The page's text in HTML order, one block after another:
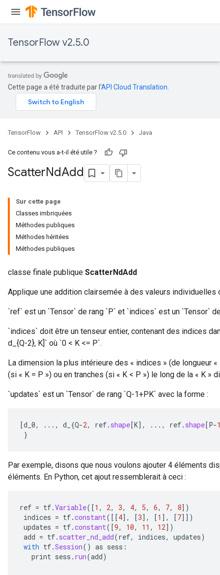
TensorFlow v2.5.0
Cette page a été traduite par l'API Cloud Translation
TensorFlow API TensorFlow v2.5.0 Java
Ce contenu vous a-t-il été utile ?
ScatterNdAdd
Sur cette page
Classes imbriquées
Méthodes publiques
Méthodes héritées
Méthodes publiques
classe finale publique ScatterNdAdd
Applique une addition clairsemée à des valeurs individuelles
`ref` est un `Tensor` de rang `P` et `indices` est un `Tensor`
`indices` doit être un tenseur entier, contenant des indices
d_{Q-2}, K]` où `0 < K <= P`.
La dimension la plus intérieure des « indices » (de longueur
(si « K = P ») ou en tranches (si « K < P ») le long de la « K »
`updates` est un `Tensor` de rang `Q-1+PK` avec la forme :
[d_0, ..., d_ {Q-2, ref. shape[K] , ..., ref. shape[P-
}
Par exemple, disons que nous voulons ajouter 4 éléments
éléments. En Python, cet ajout ressemblerait à ceci :
ref = tf.Variable( [1 , 2, 3, 4, 5, 6, 7, 8] )
indices = tf.constant( [[4] , [3] , [1 ] , [7]] )
updates = tf.constant( [9, 10, 11 , 12] )
add = tf. scatter_nd_add(ref, indices, updates)
with tf.Session() as sess :
print sess . run(add)